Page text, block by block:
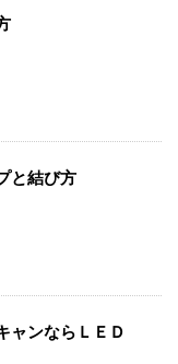
と結び方
ンならＬＥＤ